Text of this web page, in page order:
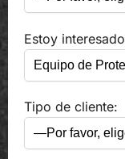
Estoy
Tipo de cliente: